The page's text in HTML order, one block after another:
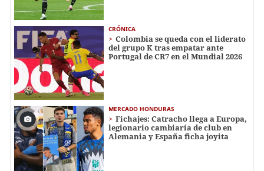
CRÓNICA
Colombia se queda con el liderato
del grupo K tras empatar ante
Portugal de CR7 en el Mundial 2026
MERCADO HONDURAS
Fichajes: Catracho llega a Europa,
legionario cambiaría de club en
Alemania y España ficha joyita